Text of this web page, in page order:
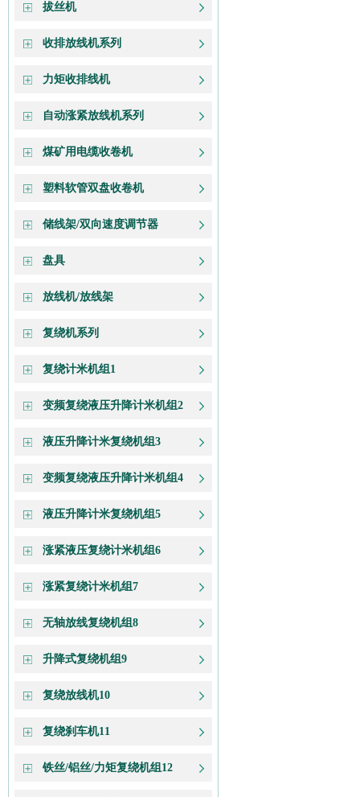
拔丝机
收排放线机系列
力矩收排线机
自动涨紧放线机系列
煤矿用电缆收卷机
塑料软管双盘收卷机
储线架/双向速度调节器
盘具
放线机/放线架
复绕机系列
复绕计米机组1
变频复绕液压升降计米机组2
液压升降计米复绕机组3
变频复绕液压升降计米机组4
液压升降计米复绕机组5
涨紧液压复绕计米机组6
涨紧复绕计米机组7
无轴放线复绕机组8
升降式复绕机组9
复绕放线机10
复绕刹车机11
铁丝/铝丝/力矩复绕机组12